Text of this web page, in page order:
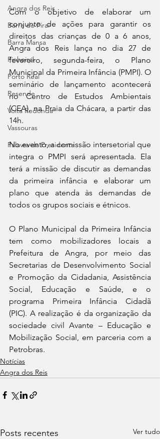
Angra dos Reis
Barra do Piraí
Barra Mansa
Pinheiral
Porto Real
Resende
Volta Redonda
Vassouras
Palavra da Presidenta
Com o objetivo de elaborar um
conjunto de ações para garantir os
direitos das crianças de 0 a 6 anos,
Angra dos Reis lança no dia 27 de
fevereiro, segunda-feira, o Plano
Municipal da Primeira Infância (PMPI). O
seminário de lançamento acontecerá
no Centro de Estudos Ambientais
(CEA), na Praia da Chácara, a partir das
14h.
No evento, a comissão intersetorial que
integra o PMPI será apresentada. Ela
terá a missão de discutir as demandas
da primeira infância e elaborar um
plano que atenda às demandas de
todos os grupos sociais e étnicos.
O Plano Municipal da Primeira Infância
tem como mobilizadores locais a
Prefeitura de Angra, por meio das
Secretarias de Desenvolvimento Social
e Promoção da Cidadania, Assistência
Social, Educação e Saúde, e o
programa Primeira Infância Cidadã
(PIC). A realização é da organização da
sociedade civil Avante – Educação e
Mobilização Social, em parceria com a
Petrobras.
Notícias
Angra dos Reis
Posts recentes Ver tudo